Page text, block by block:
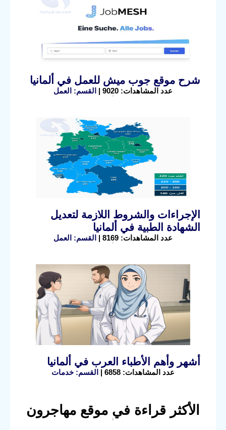
شرح موقع جوب ميش للعمل في ألمانيا
عدد المشاهدات: 9020 | القسم: العمل
الإجراءات والشروط اللازمة لتعديل
الشهادة الطبية في ألمانيا
عدد المشاهدات: 8169 | القسم: العمل
أشهر وأهم الأطباء العرب في ألمانيا
عدد المشاهدات: 6858 | القسم: خدمات
الأكثر قراءة في موقع مهاجرون